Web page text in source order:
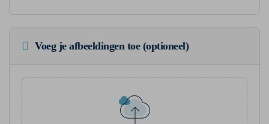
Voeg je afbeeldingen toe (optioneel)